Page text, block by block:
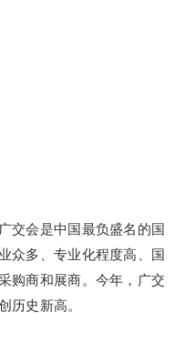
交会是中国最负盛名的国
众多、专业化程度高、国
购商和展商。今年，广交
历史新高。